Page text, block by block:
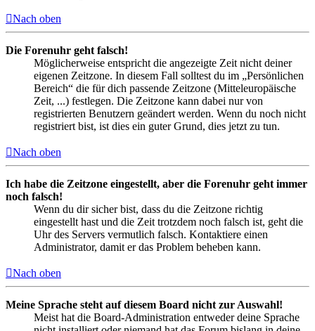
Nach oben
Die Forenuhr geht falsch!
Möglicherweise entspricht die angezeigte Zeit nicht deiner
eigenen Zeitzone. In diesem Fall solltest du im „Persönlichen
Bereich“ die für dich passende Zeitzone (Mitteleuropäische
Zeit, ...) festlegen. Die Zeitzone kann dabei nur von
registrierten Benutzern geändert werden. Wenn du noch nicht
registriert bist, ist dies ein guter Grund, dies jetzt zu tun.
Nach oben
Ich habe die Zeitzone eingestellt, aber die Forenuhr geht immer
noch falsch!
Wenn du dir sicher bist, dass du die Zeitzone richtig
eingestellt hast und die Zeit trotzdem noch falsch ist, geht die
Uhr des Servers vermutlich falsch. Kontaktiere einen
Administrator, damit er das Problem beheben kann.
Nach oben
Meine Sprache steht auf diesem Board nicht zur Auswahl!
Meist hat die Board-Administration entweder deine Sprache